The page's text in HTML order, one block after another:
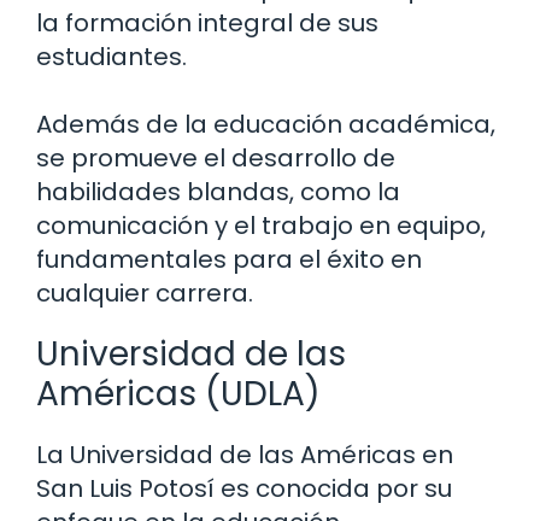
la formación integral de sus
estudiantes.
Además de la educación académica,
se promueve el desarrollo de
habilidades blandas, como la
comunicación y el trabajo en equipo,
fundamentales para el éxito en
cualquier carrera.
Universidad de las
Américas (UDLA)
La Universidad de las Américas en
San Luis Potosí es conocida por su